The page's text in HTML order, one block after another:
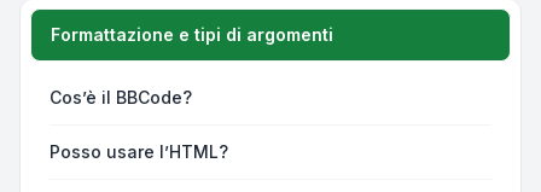
Formattazione e tipi di argomenti
Cos’è il BBCode?
Posso usare l’HTML?